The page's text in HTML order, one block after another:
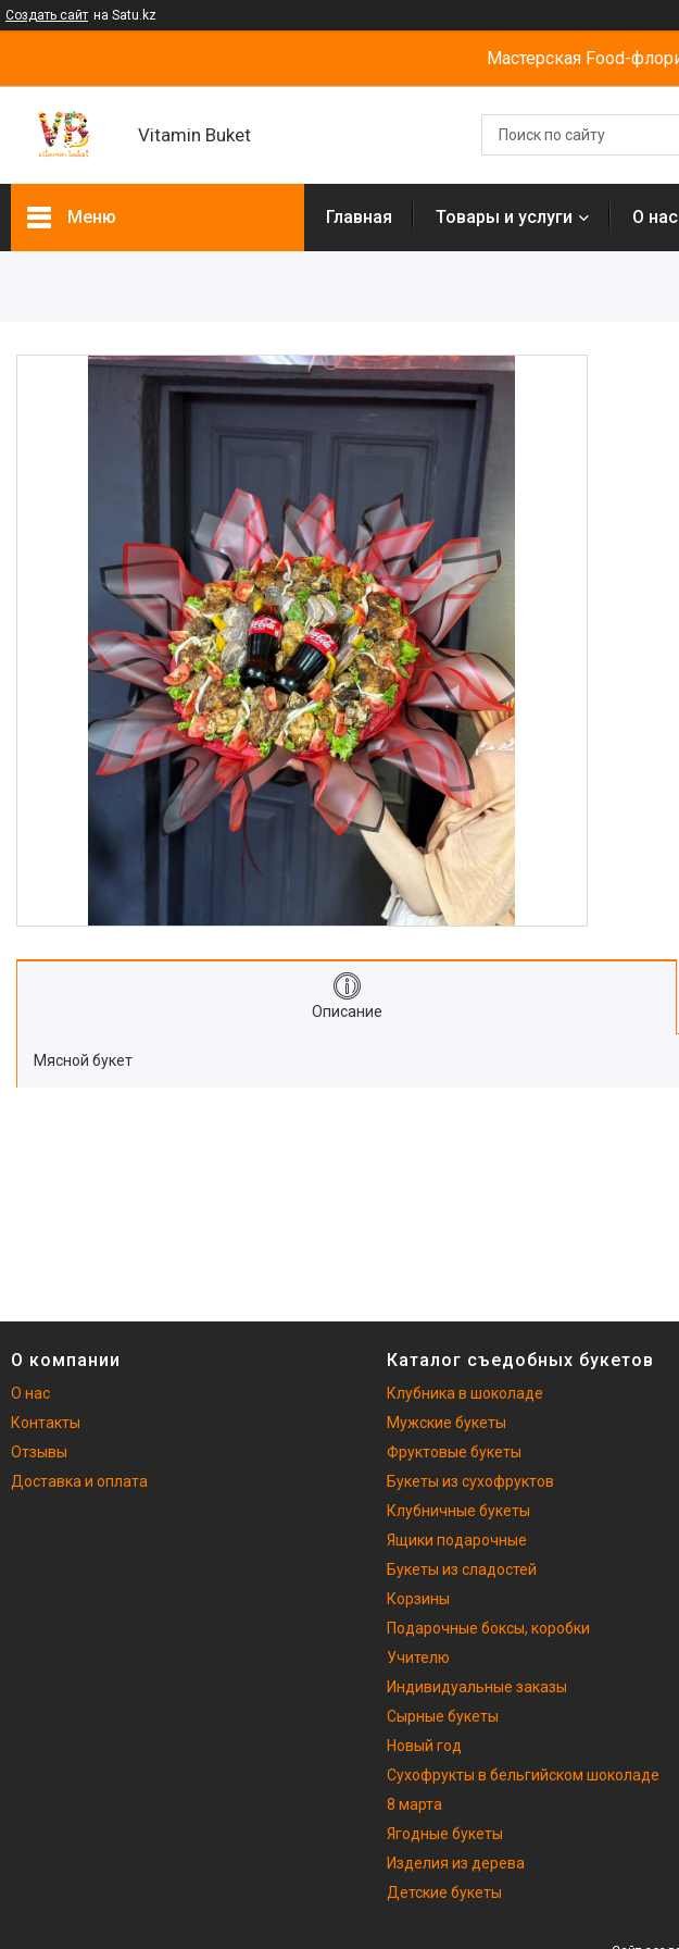
Создать сайт на Satu.kz
Мастерская Food-
Vitamin Buket
Меню
Фруктовые букеты
Букеты из сухофруктов
Подарочные боксы, коробки
Съедобные букеты для
учителя
Новогодние подарки
Сладкие букеты на 8 марта
Необычные букеты
Сырные букеты
Сухофрукты в бельгийском
шоколаде
Ягодные букеты
Изделия из дерева
Отзывы
Главная Товары и услуги О нас
Описание
Мясной букет
О компании
О нас
Контакты
Отзывы
Доставка и оплата
Каталог съедобных букетов
Клубника в шоколаде
Мужские букеты
Фруктовые букеты
Букеты из сухофруктов
Клубничные букеты
Ящики подарочные
Букеты из сладостей
Корзины
Подарочные боксы, коробки
Учителю
Индивидуальные заказы
Сырные букеты
Новый год
Сухофрукты в бельгийском шоколаде
8 марта
Ягодные букеты
Изделия из дерева
Детские букеты